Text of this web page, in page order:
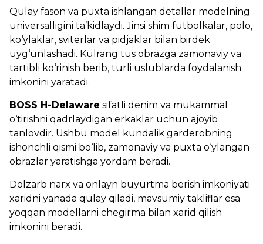
Qulay fason va puxta ishlangan detallar modelning
universalligini ta’kidlaydi. Jinsi shim futbolkalar, polo,
ko‘ylaklar, sviterlar va pidjaklar bilan birdek
uyg‘unlashadi. Kulrang tus obrazga zamonaviy va
tartibli ko‘rinish berib, turli uslublarda foydalanish
imkonini yaratadi.
BOSS H-Delaware sifatli denim va mukammal
o‘tirishni qadrlaydigan erkaklar uchun ajoyib
tanlovdir. Ushbu model kundalik garderobning
ishonchli qismi bo‘lib, zamonaviy va puxta o‘ylangan
obrazlar yaratishga yordam beradi.
Dolzarb narx va onlayn buyurtma berish imkoniyati
xaridni yanada qulay qiladi, mavsumiy takliflar esa
yoqqan modellarni chegirma bilan xarid qilish
imkonini beradi.